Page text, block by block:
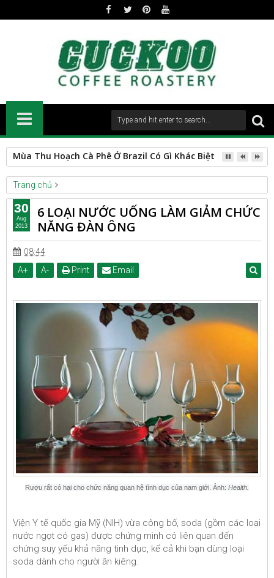
Spanish Roast
Trang chủ
HEALTH
LIVING
6 LOẠI NƯỚC UỐNG LÀM GIẢM CHỨC NĂNG ĐÀN ÔNG
6 LOẠI NƯỚC UỐNG LÀM GIẢM CHỨC
NĂNG ĐÀN ÔNG
08:44
A+ A- Print Email
Rượu rất có hại cho chức năng quan hệ tình dục của nam giới. Ảnh: Health.
Viện Y tế quốc gia Mỹ (NIH) vừa công bố, soda (gồm các loại
nước ngọt có gas) được chứng minh có liên quan đến
chứng suy yếu khả năng tình dục, kể cả khi bạn dùng loại
soda dành cho người ăn kiêng.
30
Aug
2013